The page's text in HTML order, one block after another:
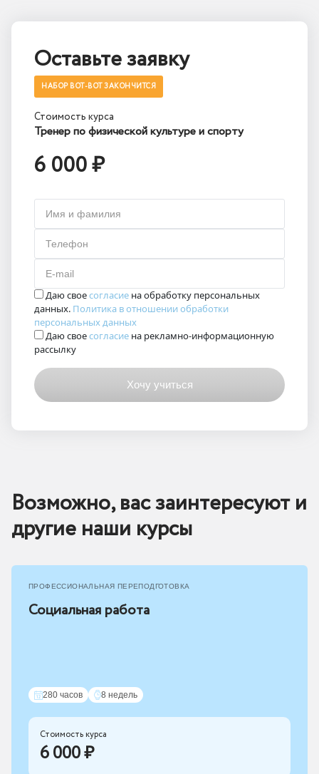
Оставьте заявку
НАБОР ВОТ-ВОТ ЗАКОНЧИТСЯ
Стоимость курса
Тренер по физической культуре и спорту
6 000 ₽
Имя и фамилия
Телефон
E-mail
Даю своесогласие на обработку персональных
данных. Политика в отношении обработки
персональных данных
Даю своесогласие на рекламно-информационную
рассылку
Возможно, вас заинтересуют и
другие наши курсы
ПРОФЕССИОНАЛЬНАЯ ПЕРЕПОДГОТОВКА
Социальная работа
280 часов 8 недель
Стоимость курса
6 000 ₽